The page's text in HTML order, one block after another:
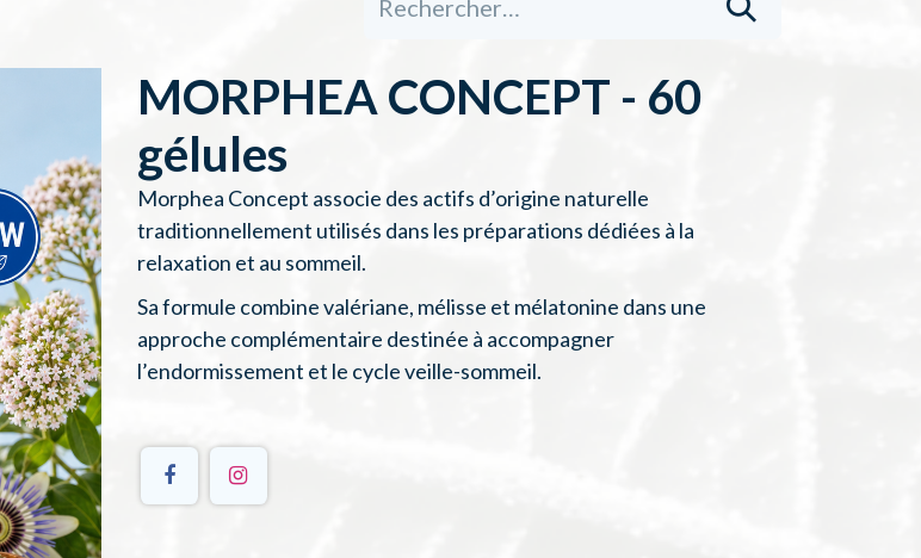
MORPHEA CONCEPT - 60
gélules
Morphea Concept associe des actifs d’origine naturelle
traditionnellement utilisés dans les préparations dédiées à la
relaxation et au sommeil.
Sa formule combine valériane, mélisse et mélatonine dans une
approche complémentaire destinée à accompagner
l’endormissement et le cycle veille-sommeil.